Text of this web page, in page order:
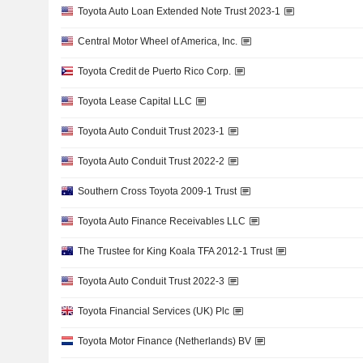
Toyota Auto Loan Extended Note Trust 2023-1
Central Motor Wheel of America, Inc.
Toyota Credit de Puerto Rico Corp.
Toyota Lease Capital LLC
Toyota Auto Conduit Trust 2023-1
Toyota Auto Conduit Trust 2022-2
Southern Cross Toyota 2009-1 Trust
Toyota Auto Finance Receivables LLC
The Trustee for King Koala TFA 2012-1 Trust
Toyota Auto Conduit Trust 2022-3
Toyota Financial Services (UK) Plc
Toyota Motor Finance (Netherlands) BV